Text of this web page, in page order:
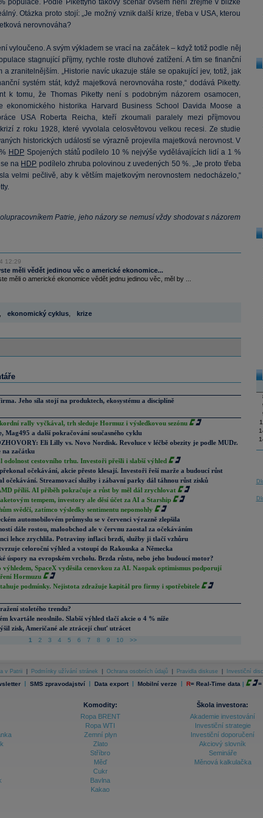
populace. Podle Pikettyho takový scénář ovšem není zřejmě v blízké
Otázka proto stojí: „Je možný vznik další krize, třeba v USA, kterou
nerovnováha?
vyloučeno. A svým výkladem se vrací na začátek – když totiž podle něj
stagnující příjmy, rychle roste dluhové zatížení. A tím se finanční
a zranitelnějším. „Historie navíc ukazuje stále se opakující jev, totiž, jak
systém stát, když majetková nerovnováha roste,“ dodává Piketty.
k tomu, že Thomas Piketty není s podobným názorem osamocen,
ekonomického historika Harvard Business School Davida Moose a
USA Roberta Reicha, kteří zkoumali paralely mezi příjmovou
z roku 1928, které vyvolala celosvětovou velkou recesi. Ze studie
historických událostí se výrazně projevila majetková nerovnost. V
HDPSpojených států podílelo 10 % nejvýše vydělávajících lidí a 1 %
na HDP podílelo zhruba polovinou z uvedených 50 %. „Je proto třeba
velmi pečlivě, aby k větším majetkovým nerovnostem nedocházelo,“
Patrie, jeho názory se nemusí vždy shodovat s názorem
12:29
měli vědět jedinou věc o americké ekonomice...
měli o americké ekonomice vědět jednu jedinou věc, měl by ...
ekonomický cyklus, krize
Jeho síla stojí na produktech, ekosystému a disciplíně
rally vyčkával, trh sleduje Hormuz i výsledkovou sezónu
Mag495 a další pokračování současného cyklu
Eli Lilly vs. Novo Nordisk. Revoluce v léčbě obezity je podle MUDr.
na začátku
odolnost cestovního trhu. Investoři přešli i slabší výhled
očekávání, akcie přesto klesají. Investoři řeší marže a budoucí růst
očekávání. Streamovací služby i zábavní parky dál táhnou růst zisků
příliš. AI příběh pokračuje a růst by měl dál zrychlovat
tempem, investory ale děsí účet za AI a Starship
svědčí, zatímco výsledky sentimentu nepomohly
automobilovém průmyslu se v červenci výrazně zlepšila
dále rostou, maloobchod ale v červnu zaostal za očekáváním
lehce zrychlila. Potraviny inflaci brzdí, služby ji tlačí vzhůru
celoroční výhled a vstoupí do Rakouska a Německa
úspory na evropském vrcholu. Brzda růstu, nebo jeho budoucí motor?
výhledem, SpaceX vyděsila cenovkou za AI. Naopak optimismus podporují
Hormuzu
podmínky. Nejistota zdražuje kapitál pro firmy i spotřebitele
stoletého trendu?
kvartále neoslnilo. Slabší výhled tlačí akcie o 4 % níže
zisk, Američané ale ztrácejí chuť utrácet
1 2 3 4 5 6 7 8 9 10 >>
v Patrii Podmínky užívání stránek Ochrana osobních údajů Pravidla diskuse Investiční
| SMS zpravodajství | Data export | Mobilní verze | R= Real-Time data | =
Komodity:
Ropa BRENT
Ropa WTI
Zemní plyn
Zlato
Stříbro
Měď
Cukr
Bavlna
Kakao
Škola investora:
Akademie investování
Investiční strategie
Investiční doporučení
Akciový slovník
Semináře
Měnová kalkulačka